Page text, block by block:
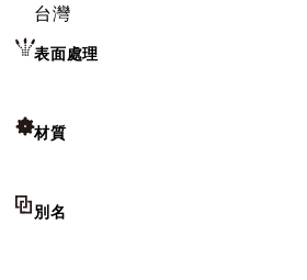
台灣
表面處理
材質
別名